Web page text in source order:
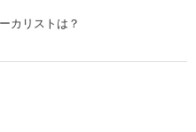
カリストは？